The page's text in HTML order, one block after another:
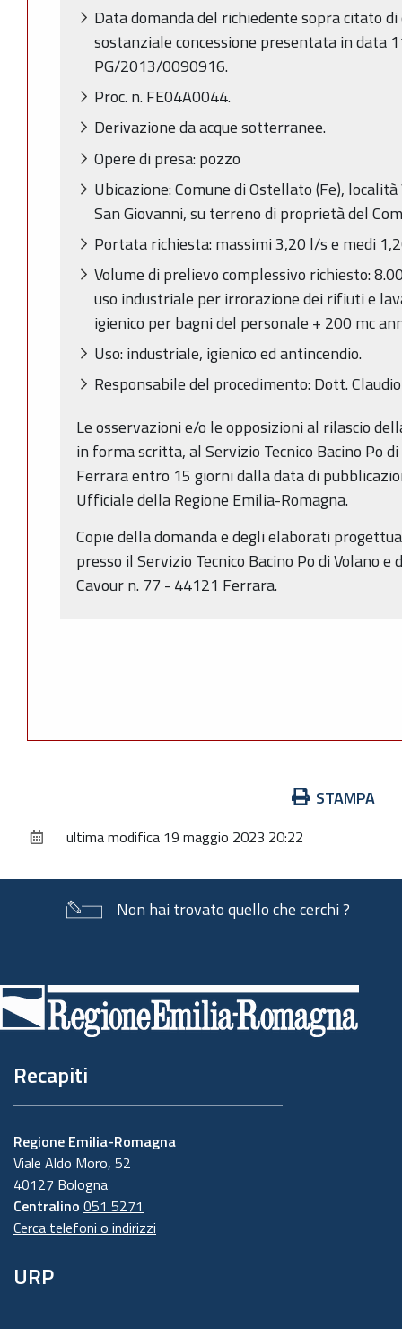
Data domanda del richiedente sopra citato
sostanziale concessione presentata in data
PG/2013/0090916.
Proc. n. FE04A0044.
Derivazione da acque sotterranee.
Opere di presa: pozzo
Ubicazione: Comune di Ostellato (Fe),
San Giovanni, su terreno di proprietà del
Portata richiesta: massimi 3,20 l/s e medi
Volume di prelievo complessivo richiesto:
uso industriale per irrorazione dei rifiuti e
igienico per bagni del personale + 200 mc
Uso: industriale, igienico ed antincendio.
Responsabile del procedimento: Dott.
Le osservazioni e/o le opposizioni al rilascio
in forma scritta, al Servizio Tecnico Bacino Po
Ferrara entro 15 giorni dalla data di
Ufficiale della Regione Emilia-Romagna.
Copie della domanda e degli elaborati
presso il Servizio Tecnico Bacino Po di Volano
Cavour n. 77 - 44121 Ferrara.
documento
STAMPA
ultima modifica 19 maggio 2023 20:22
Non hai trovato quello che cerchi ?
di
pagina
Recapiti
Regione Emilia-Romagna
Viale Aldo Moro, 52
40127 Bologna
Centralino 051 5271
Cerca telefoni o indirizzi
URP